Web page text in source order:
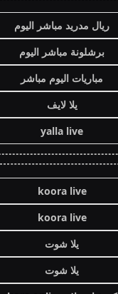
ريال مدريد مباشر اليوم
برشلونة مباشر اليوم
مباريات اليوم مباشر
يلا لايف
yalla live
koora live
koora live
يلا شوت
يلا شوت